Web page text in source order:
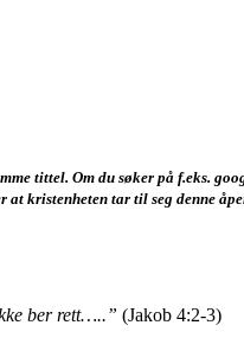
tittel. Om du søker på f.eks.
kristenheten tar til seg denne
ber rett…..” (Jakob 4:2-3)